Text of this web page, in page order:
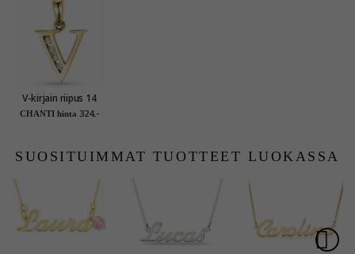
V-kirjain riipus 14
karaatti kultaa 0,04
CHANTI hinta 324,-
SUOSITUIMMAT TUOTTEET LUOKASSA